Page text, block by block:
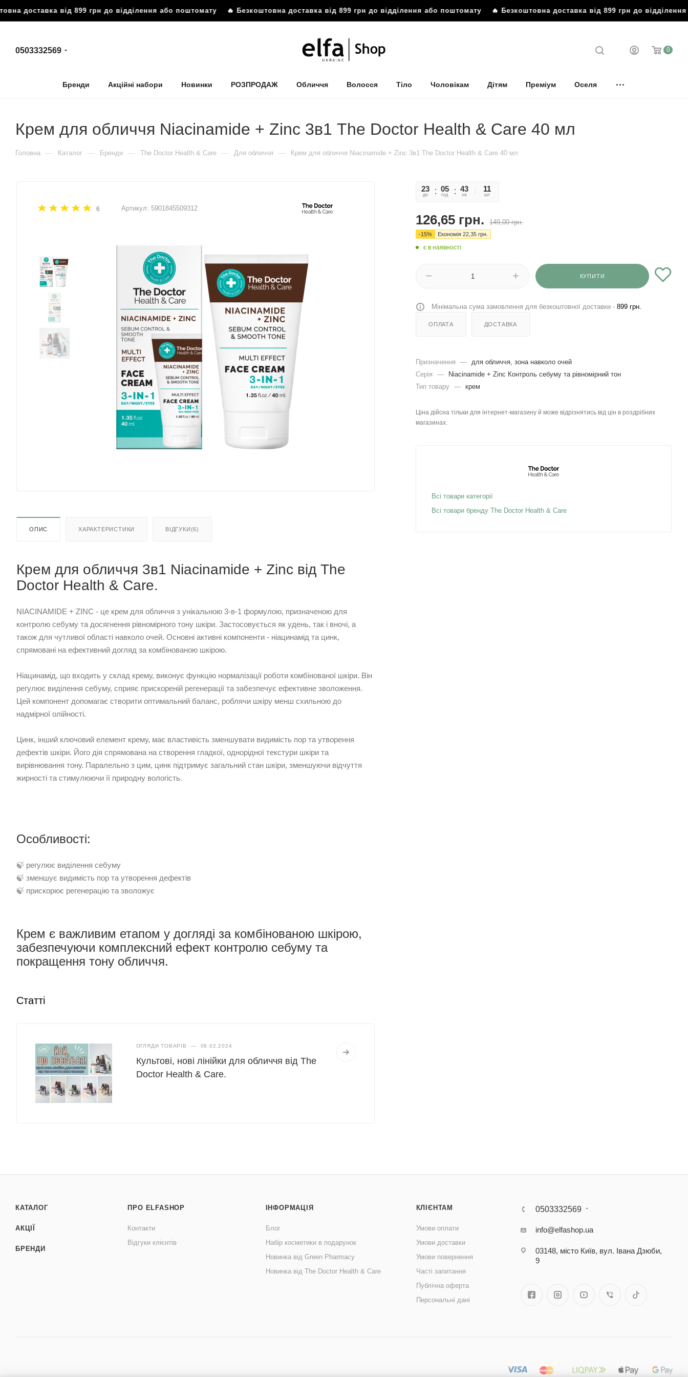
доставка від 899 грн до відділення або поштомату🔥 Безкоштовна доставка від 899 грн до відділення або поштомату🔥 Безкоштовна доставка від 899 грн до
0503332569 0
Бренди Акційні набори Новинки РОЗПРОДАЖ Обличчя Волосся Тіло Чоловікам Дітям Преміум Оселя
Крем для обличчя Niacinamide + Zinc 3в1 The Doctor Health & Care 40 мл
Головна — Каталог — Бренди — The Doctor Health & Care — Для обличчя — Крем для обличчя Niacinamide + Zinc 3в1 The Doctor Health & Care 40 мл
6 Артикул: 5901845509312
ОПИС ХАРАКТЕРИСТИКИ ВІДГУКИ(6)
Крем для обличчя 3в1 Niacinamide + Zinc від The
Doctor Health & Care.
NIACINAMIDE + ZINC - це крем для обличчя з унікальною 3-в-1 формулою, призначеною для
контролю себуму та досягнення рівномірного тону шкіри. Застосовується як удень, так і вночі, а
також для чутливої області навколо очей. Основні активні компоненти - ніацинамід та цинк,
спрямовані на ефективний догляд за комбінованою шкірою.
Ніацинамід, що входить у склад крему, виконує функцію нормалізації роботи комбінованої шкіри. Він
регулює виділення себуму, сприяє прискореній регенерації та забезпечує ефективне зволоження.
Цей компонент допомагає створити оптимальний баланс, роблячи шкіру менш схильною до
надмірної олійності.
Цинк, інший ключовий елемент крему, має властивість зменшувати видимість пор та утворення
дефектів шкіри. Його дія спрямована на створення гладкої, однорідної текстури шкіри та
вирівнювання тону. Паралельно з цим, цинк підтримує загальний стан шкіри, зменшуючи відчуття
жирності та стимулюючи її природну вологість.
Особливості:
🍃 регулює виділення себуму
🍃 зменшує видимість пор та утворення дефектів
🍃 прискорює регенерацію та зволожує
Крем є важливим етапом у догляді за комбінованою шкірою,
забезпечуючи комплексний ефект контролю себуму та
покращення тону обличчя.
Статті
ОГЛЯДИ ТОВАРІВ — 08.02.2024
Культові, нові лінійки для обличчя від The
Doctor Health & Care.
23
дн
05
год
43
хв
46
сек
11
шт
126,65 грн. 149,00грн.
-15% Економія 22,35 грн.
є в наявності
КУПИТИ
Мінімальна сума замовлення для безкоштовної доставки - 899 грн.
ОПЛАТА ДОСТАВКА
Призначення —
для обличчя, зона навколо очей
Серія
—
Niacinamide + Zinc Контроль себуму та рівномірний тон
Тип товару — крем
Ціна дійсна тільки для інтернет-магазину й може відрізнятись від цін в роздрібних
магазинах.
Всі товари категорії
Всі товари бренду The Doctor Health & Care
КАТАЛОГ
АКЦІЇ
БРЕНДИ
ПРО ELFASHOP
Контакти
Відгуки клієнтів
ІНФОРМАЦІЯ
Блог
Набір косметики в подарунок
Новинка від Green Pharmacy
Новинка від The Doctor Health & Care
КЛІЄНТАМ
Умови оплати
Умови доставки
Умови повернення
Часті запитання
Публічна оферта
Персональні дані
0503332569
info@elfashop.ua
03148, місто Київ, вул. Івана Дзюби,
9